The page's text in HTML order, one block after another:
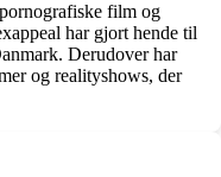
film og
har gjort hende til
Derudover har
og realityshows, der